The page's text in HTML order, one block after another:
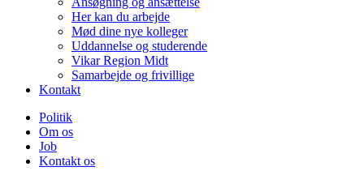
Her kan du arbejde
Mød dine nye kolleger
Uddannelse og studerende
Vikar Region Midt
Samarbejde og frivillige
Kontakt
Politik
Om os
Job
Kontakt os